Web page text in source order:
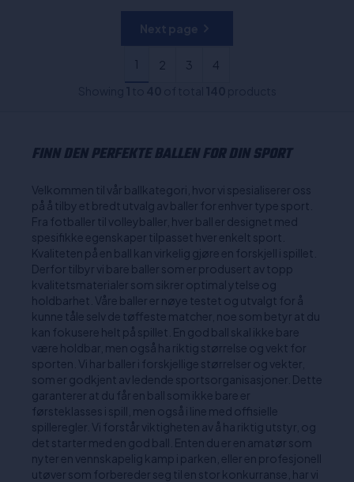
1 2 3
4
FINN DEN PERFEKTE BALLEN FOR DIN SPORT
Velkommen til vår ballkategori, hvor vi spesialiserer oss
på å tilby et bredt utvalg av baller for enhver type sport.
Fra fotballer til volleyballer, hver ball er designet med
spesifikke egenskaper tilpasset hver enkelt sport.
Kvaliteten på en ball kan virkelig gjøre en forskjell i spillet.
Derfor tilbyr vi bare baller som er produsert av topp
kvalitetsmaterialer som sikrer optimal ytelse og
holdbarhet. Våre baller er nøye testet og utvalgt for å
kunne tåle selv de tøffeste matcher, noe som betyr at du
kan fokusere helt på spillet. En god ball skal ikke bare
være holdbar, men også ha riktig størrelse og vekt for
sporten. Vi har baller i forskjellige størrelser og vekter,
som er godkjent av ledende sportsorganisasjoner. Dette
garanterer at du får en ball som ikke bare er
førsteklasses i spill, men også i line med offisielle
spilleregler. Vi forstår viktigheten av å ha riktig utstyr, og
det starter med en god ball. Enten du er en amatør som
nyter en vennskapelig kamp i parken, eller en profesjonell
utøver som forbereder seg til en stor konkurranse, har vi